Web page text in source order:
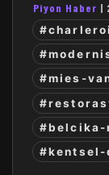
Piyon Haber |
#mies-
#belcika-
#kentsel-